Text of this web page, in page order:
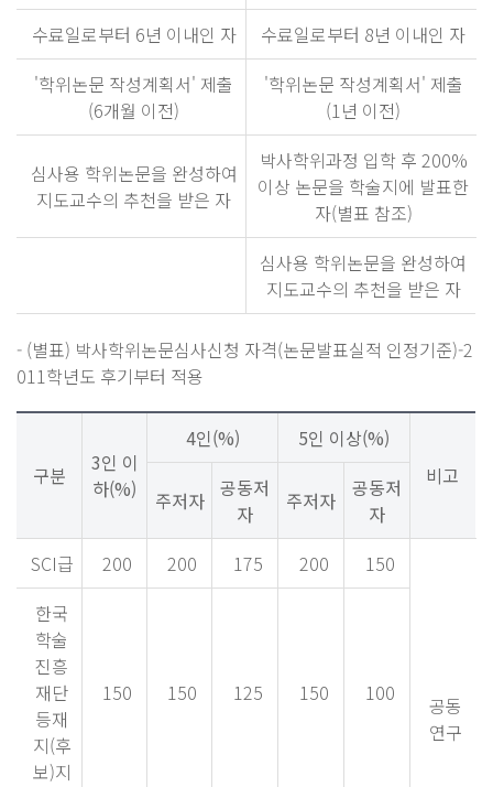
수료일로부터 6년 이내인 자
수료일로부터 8년 이내인 자
'학위논문 작성계획서' 제출
(6개월 이전)
'학위논문 작성계획서' 제출
(1년 이전)
심사용 학위논문을 완성하여
지도교수의 추천을 받은 자
박사학위과정 입학 후 200%
이상 논문을 학술지에 발표한
자(별표 참조)
심사용 학위논문을 완성하여
지도교수의 추천을 받은 자
- (별표) 박사학위논문심사신청 자격(논문발표실적 인정기준)-2
011학년도 후기부터 적용
구분
3인 이
하(%)
4인(%)
5인 이상(%)
비고
주저자
공동저
자
주저자
공동저
자
SCI급
200 200 175 200 150
공동
연구
한국
학술
진흥
재단
등재
지(후
보)지
150 150 125 150 100